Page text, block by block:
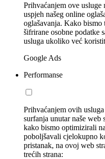
Prihvaćanjem ove
uspjeh našeg online
oglašavanja. Kako
šifrirane osobne podatke
usluga ukoliko već
Google Ads
Performanse
Prihvaćanjem ovih
surfanja unutar naše
kako bismo optimizirali
poboljšavali cjelokupno
pristanak, na ovoj web
trećih strana: